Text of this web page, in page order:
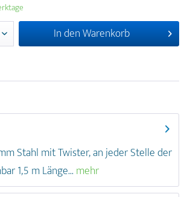
In denWarenkorb
Stahl mit Twister, an jeder Stelle der
1,5 m Länge... mehr